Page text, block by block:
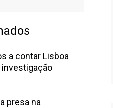
a contar Lisboa
investigação
presa na